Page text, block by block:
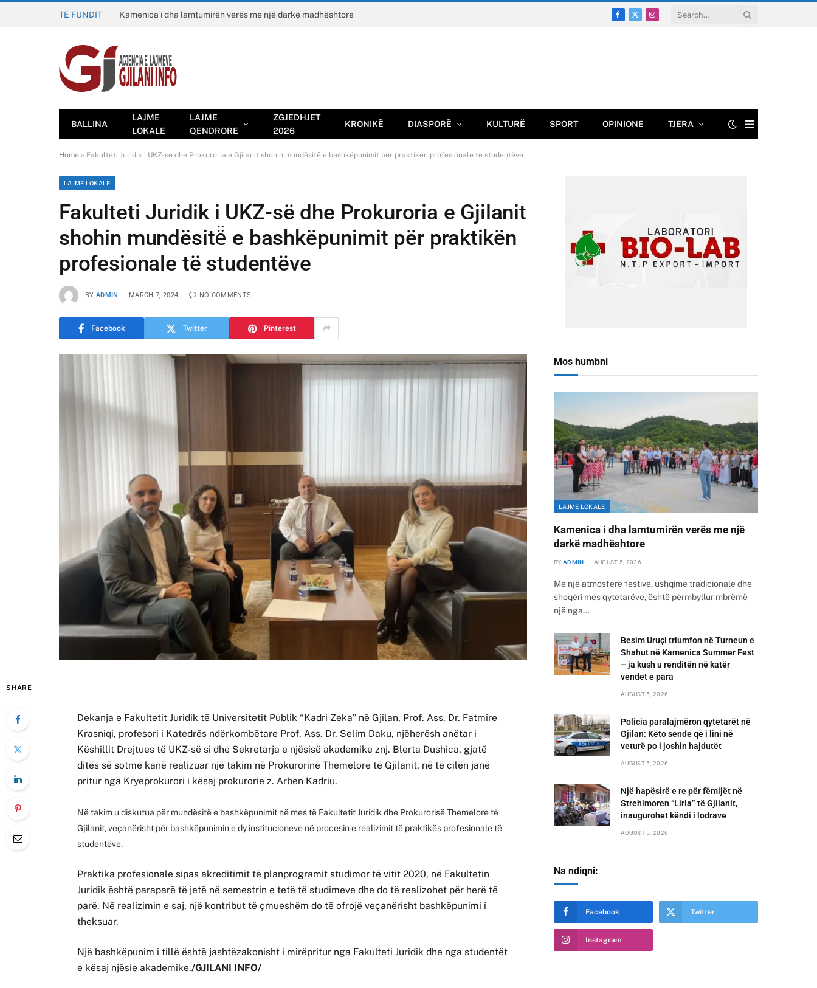
TË FUNDIT Kamenica i dha lamtumirën verës me një darkë madhështore
Facebook
X
Instagram
BALLINA
LAJME
LOKALE
LAJME
QENDRORE
ZGJEDHJET
2026
KRONIKË DIASPORË KULTURË SPORT OPINIONE TJERA
Home » Fakulteti Juridik i UKZ-së dhe Prokuroria e Gjilanit shohin mundësitë̈ e bashkëpunimit për praktikën profesionale të studentëve
LAJME LOKALE
Fakulteti Juridik i UKZ-së dhe Prokuroria e Gjilanit
shohin mundësitë̈ e bashkëpunimit për praktikën
profesionale të studentëve
BY ADMIN MARCH 7, 2024 NO COMMENTS
Facebook Twitter Pinterest
SHARE
Dekanja e Fakultetit Juridik të Universitetit Publik “Kadri Zeka” në Gjilan, Prof. Ass. Dr. Fatmire
Krasniqi, profesori i Katedrës ndërkombëtare Prof. Ass. Dr. Selim Daku, njëherësh anëtar i
Këshillit Drejtues të UKZ-së si dhe Sekretarja e njësisë akademike znj. Blerta Dushica, gjatë
ditës së sotme kanë realizuar një takim në Prokurorinë Themelore të Gjilanit, në të cilën janë
pritur nga Kryeprokurori i kësaj prokurorie z. Arben Kadriu.
Në takim u diskutua për mundësitë e bashkëpunimit në mes të Fakultetit Juridik dhe Prokurorisë Themelore të
Gjilanit, veçanërisht për bashkëpunimin e dy institucioneve në procesin e realizimit të praktikës profesionale të
studentëve.
Praktika profesionale sipas akreditimit të planprogramit studimor të vitit 2020, në Fakultetin
Juridik është paraparë të jetë në semestrin e tetë të studimeve dhe do të realizohet për herë të
parë. Në realizimin e saj, një kontribut të çmueshëm do të ofrojë veçanërisht bashkëpunimi i
theksuar.
Një bashkëpunim i tillë është jashtëzakonisht i mirëpritur nga Fakulteti Juridik dhe nga studentët
e kësaj njësie akademike./GJILANI INFO/
Mos humbni
LAJME LOKALE
Kamenica i dha lamtumirën verës me një
darkë madhështore
BY ADMIN AUGUST 5, 2026
Me një atmosferë festive, ushqime tradicionale dhe
shoqëri mes qytetarëve, është përmbyllur mbrëmë
një nga…
Besim Uruçi triumfon në Turneun e
Shahut në Kamenica Summer Fest
– ja kush u renditën në katër
vendet e para
AUGUST 5, 2026
Policia paralajmëron qytetarët në
Gjilan: Këto sende që i lini në
veturë po i joshin hajdutët
AUGUST 5, 2026
Një hapësirë e re për fëmijët në
Strehimoren “Liria” të Gjilanit,
inaugurohet këndi i lodrave
AUGUST 5, 2026
Na ndiqni:
Facebook Twitter
Instagram